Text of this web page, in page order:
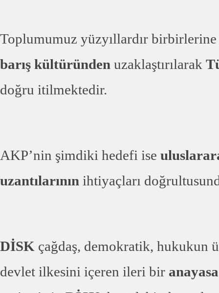
Toplumumuz yüzyıllardır
barış kültüründen uzaklaştırılarak
doğru itilmektedir.
AKP’nin şimdiki hedefi ise
uzantılarının ihtiyaçları
DİSK çağdaş, demokratik, hukukun
devlet ilkesini içeren ileri bir